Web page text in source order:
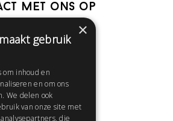
met ons op
Help
Contact
Huisregels
×
gebruik
om inhoud en
en om ons
We delen ook
van onze site met
die